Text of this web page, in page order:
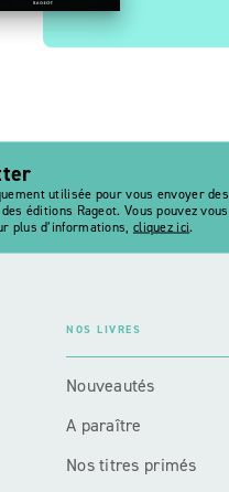
utilisée pour vous envoyer des
éditions Rageot. Vous pouvez vous
plus d’informations, cliquez ici.
NOS LIVRES
Nouveautés
A paraître
Nos titres primés